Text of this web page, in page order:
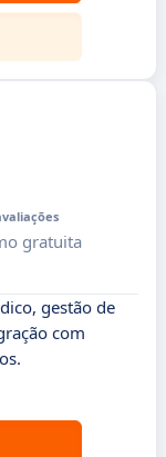
gratuita
gestão de
com